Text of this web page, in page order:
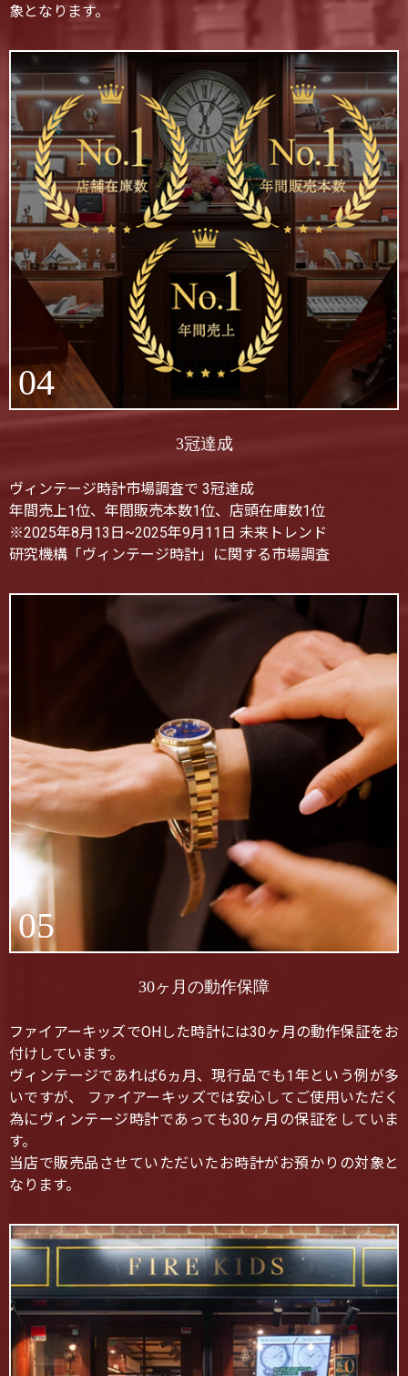
象となります。
04
3冠達成
ヴィンテージ時計市場調査で 3冠達成
年間売上1位、年間販売本数1位、店頭在庫数1位
※2025年8月13日~2025年9月11日 未来トレンド
研究機構「ヴィンテージ時計」に関する市場調査
05
30ヶ月の動作保障
ファイアーキッズでOHした時計には30ヶ月の動作保証をお
付けしています。
ヴィンテージであれば6ヵ月、現行品でも1年という例が多
いですが、 ファイアーキッズでは安心してご使用いただく
為にヴィンテージ時計であっても30ヶ月の保証をしていま
す。
当店で販売品させていただいたお時計がお預かりの対象と
なります。